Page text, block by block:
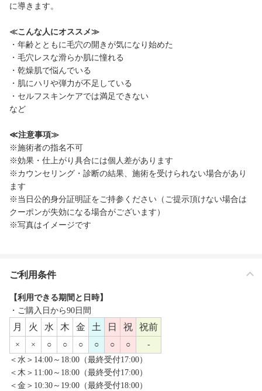
に導きます。
≪こんな人にオススメ≫
・年齢とともに毛穴の開きが気になり始めた
・毛穴レスな滑らか肌に憧れる
・乾燥肌で悩んでいる
・肌にハリや弾力が不足している
・セルフスキンケアでは満足できない
など
≪注意事項≫
※施術者の指名不可
※効果・仕上がり具合には個人差があります
※カウンセリング・診断の結果、施術を受けられない場合があり
ます
※当日公的身分証明証をご持参ください（ご提示頂けない場合は
クーポンが失効になる場合がございます）
※写真はイメージです
ご利用条件
【利用できる期間と日時】
・ご購入日から90日間
月 火 水 木 金 土 日 祝 祝前
× × ○ ○ ○ ○ ○ ○
-
＜水＞14:00～18:00（最終受付17:00）
＜木＞11:00～18:00（最終受付17:00）
＜金＞10:30～19:00（最終受付18:00）